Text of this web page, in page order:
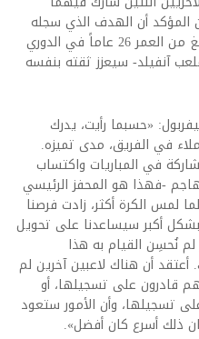
المؤكد أن الهدف الذي سجله
-وهو أول هدف للاعب السويدي البالغ من العمر 26 عاماً في الدوري
آنفيلد- سيعزز ثقته بنفسه
«حسبما رأيت، يدرك
في الفريق، مدى تميزه.
في المباريات واكتساب
-فهذا هو المحفز الرئيسي
لمس الكرة أكثر، زادت فرصنا
أكبر سيساعدنا على تحويل
نُحسِن القيام به هذا
أن هناك لاعبين آخرين لم
قادرون على تسجيلها، أو
تسجيلها، وأن الأمور ستعود
ذلك أسرع كان أفضل».